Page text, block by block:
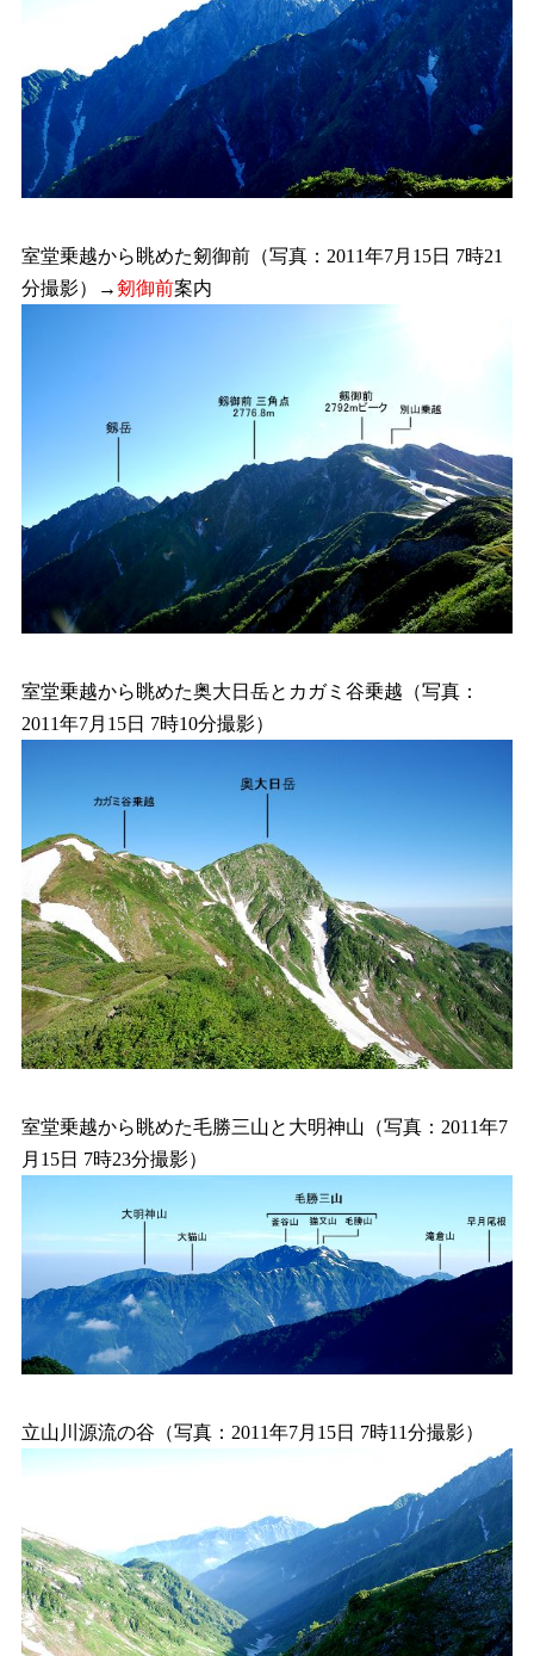
室堂乗越から眺めた剱御前（写真：2011年7月15日 7時21
分撮影）→剱御前案内
室堂乗越から眺めた奥大日岳とカガミ谷乗越（写真：
2011年7月15日 7時10分撮影）
室堂乗越から眺めた毛勝三山と大明神山（写真：2011年7
月15日 7時23分撮影）
立山川源流の谷（写真：2011年7月15日 7時11分撮影）